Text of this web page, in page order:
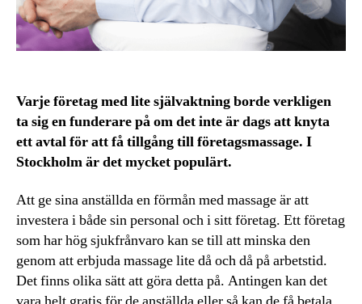
Varje företag med lite självaktning borde verkligen
ta sig en funderare på om det inte är dags att knyta
ett avtal för att få tillgång till företagsmassage. I
Stockholm är det mycket populärt.
Att ge sina anställda en förmån med massage är att
investera i både sin personal och i sitt företag. Ett företag
som har hög sjukfrånvaro kan se till att minska den
genom att erbjuda massage lite då och då på arbetstid.
Det finns olika sätt att göra detta på. Antingen kan det